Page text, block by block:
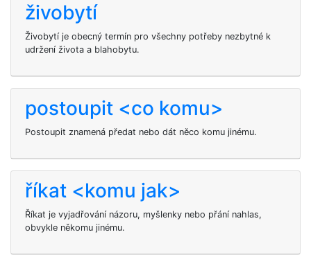
živobytí
Živobytí je obecný termín pro všechny potřeby nezbytné k
udržení života a blahobytu.
postoupit <co komu>
Postoupit znamená předat nebo dát něco komu jinému.
říkat <komu jak>
Říkat je vyjadřování názoru, myšlenky nebo přání nahlas,
obvykle někomu jinému.